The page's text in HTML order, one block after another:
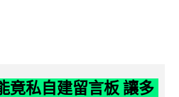
竟私自建留言板 讓多